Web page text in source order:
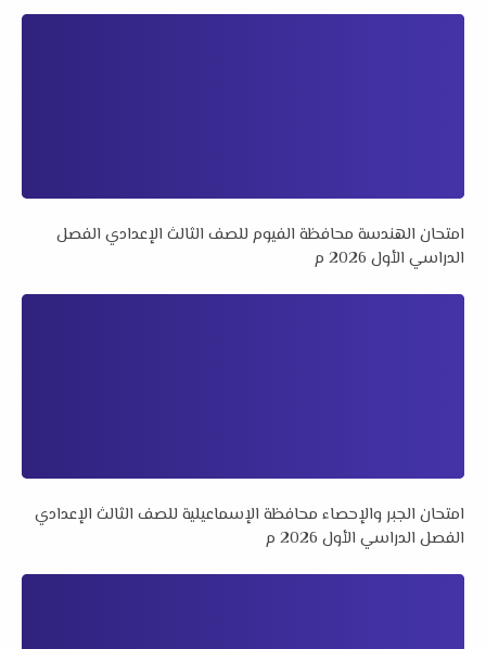
امتحان الهندسة محافظة الفيوم للصف الثالث الإعدادي الفصل
الدراسي الأول 2026 م
امتحان الجبر والإحصاء محافظة الإسماعيلية للصف الثالث الإعدادي
الفصل الدراسي الأول 2026 م